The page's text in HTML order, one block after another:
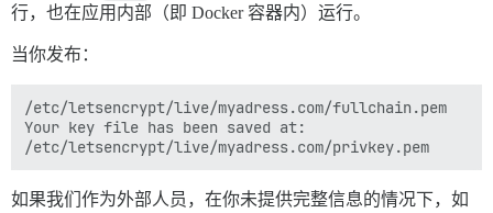
行，也在应用内部（即 Docker 容器内）运行。
当你发布：
/etc/letsencrypt/live/myadress.com/fullchain.pem
Your key file has been saved at:
如果我们作为外部人员，在你未提供完整信息的情况下，如